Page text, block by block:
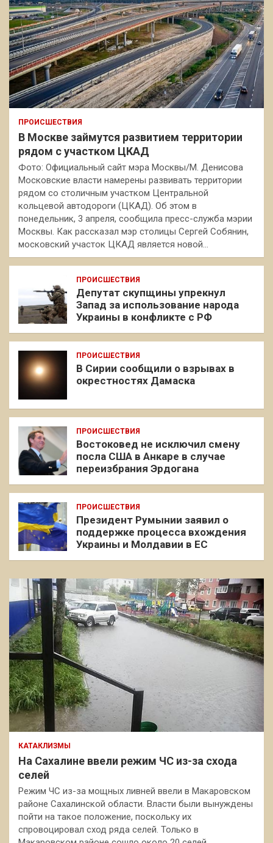
ПРОИСШЕСТВИЯ
В Москве займутся развитием территории
рядом с участком ЦКАД
Фото: Официальный сайт мэра Москвы/М. Денисова
Московские власти намерены развивать территории
рядом со столичным участком Центральной
кольцевой автодороги (ЦКАД). Об этом в
понедельник, 3 апреля, сообщила пресс-служба мэрии
Москвы. Как рассказал мэр столицы Сергей Собянин,
московский участок ЦКАД является новой…
ПРОИСШЕСТВИЯ
Депутат скупщины упрекнул
Запад за использование народа
Украины в конфликте с РФ
ПРОИСШЕСТВИЯ
В Сирии сообщили о взрывах в
окрестностях Дамаска
ПРОИСШЕСТВИЯ
Востоковед не исключил смену
посла США в Анкаре в случае
переизбрания Эрдогана
ПРОИСШЕСТВИЯ
Президент Румынии заявил о
поддержке процесса вхождения
Украины и Молдавии в ЕС
КАТАКЛИЗМЫ
На Сахалине ввели режим ЧС из-за схода
селей
Режим ЧС из-за мощных ливней ввели в Макаровском
районе Сахалинской области. Власти были вынуждены
пойти на такое положение, поскольку их
спровоцировал сход ряда селей. Только в